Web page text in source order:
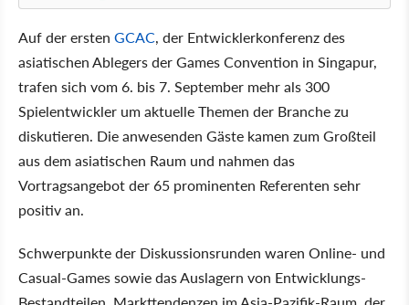
Auf der ersten GCAC, der Entwicklerkonferenz des
asiatischen Ablegers der Games Convention in Singapur,
trafen sich vom 6. bis 7. September mehr als 300
Spielentwickler um aktuelle Themen der Branche zu
diskutieren. Die anwesenden Gäste kamen zum Großteil
aus dem asiatischen Raum und nahmen das
Vortragsangebot der 65 prominenten Referenten sehr
positiv an.
Schwerpunkte der Diskussionsrunden waren Online- und
Casual-Games sowie das Auslagern von Entwicklungs-